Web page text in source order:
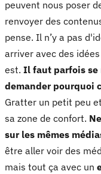
peuvent nous poser
renvoyer des
pense. Il n’y a pas
arriver avec des
est. Il faut parfois se
demander pourquoi
Gratter un petit peu
sa zone de confort.
sur les mêmes
être aller voir des
mais tout ça avec un